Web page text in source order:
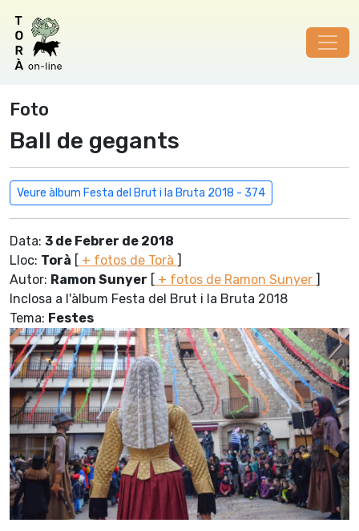
Foto
Ball de gegants
Veure àlbum Festa del Brut i la Bruta 2018 - 374
Data: 3 de Febrer de 2018
Lloc: Torà [ + fotos de Torà ]
Autor: Ramon Sunyer [ + fotos de Ramon Sunyer ]
Inclosa a l'àlbum Festa del Brut i la Bruta 2018
Tema: Festes